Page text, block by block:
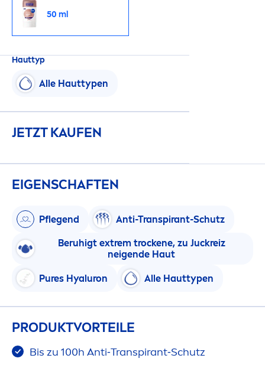
50 ml
Hauttyp
Alle Hauttypen
JETZT KAUFEN
EIGENSCHAFTEN
Pflegend Anti-Transpirant-Schutz
Beruhigt extrem trockene, zu Juckreiz
neigende Haut
Pures Hyaluron Alle Hauttypen
PRODUKTVORTEILE
Bis zu 100h Anti‑Transpirant‑Schutz